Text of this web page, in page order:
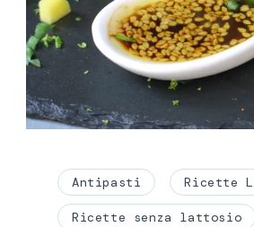
Antipasti Ricette
Ricette senza lattosio